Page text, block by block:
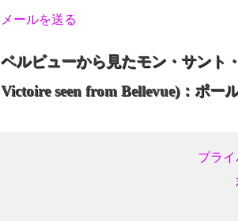
メールを送る
ベルビューから見たモン・サント
Victoire seen from Bellevue)：ポー
プラ